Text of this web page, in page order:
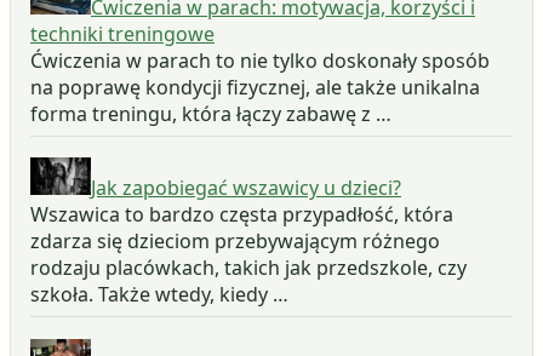
Ćwiczenia w parach: motywacja, korzyści i
techniki treningowe
Ćwiczenia w parach to nie tylko doskonały sposób
na poprawę kondycji fizycznej, ale także unikalna
forma treningu, która łączy zabawę z …
Jak zapobiegać wszawicy u dzieci?
Wszawica to bardzo częsta przypadłość, która
zdarza się dzieciom przebywającym różnego
rodzaju placówkach, takich jak przedszkole, czy
szkoła. Także wtedy, kiedy …